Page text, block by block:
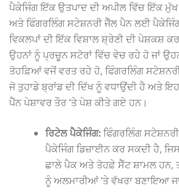
ਪੈਕੇਜਿੰਗ ਇੱਕ ਉਤਪਾਦ ਦੀ ਅਪੀਲ ਵਿੱਚ ਇੱਕ ਮੁੱਖ
ਅਤੇ ਫਿੰਗਰਲਿੰਗ ਸਟੇਸ਼ਨਰੀ ਜੈੱਲ ਪੈਨ ਲਈ
ਵਿਕਲਪਾਂ ਦੀ ਇੱਕ ਵਿਸ਼ਾਲ ਸ਼੍ਰੇਣੀ ਦੀ ਪੇਸ਼ਕਸ਼
ਉਹਨਾਂ ਨੂੰ ਪ੍ਰਚੂਨ ਸਟੋਰਾਂ ਵਿੱਚ ਵੇਚ ਰਹੇ ਹੋ ਜਾਂ
ਤੋਹਫ਼ਿਆਂ ਵਜੋਂ ਵਰਤ ਰਹੇ ਹੋ, ਫਿੰਗਰਲਿੰਗ
ਜੋ ਤੁਹਾਡੇ ਬ੍ਰਾਂਡ ਦੀ ਦਿੱਖ ਨੂੰ ਵਧਾਉਂਦੀ ਹੈ ਅਤੇ
ਪੈੱਨ ਪੇਸ਼ਾਵਰ ਤੌਰ ‘ਤੇ ਪੇਸ਼ ਕੀਤੇ ਗਏ ਹਨ।
ਰਿਟੇਲ ਪੈਕੇਜਿੰਗ:ਫਿੰਗਰਲਿੰਗ
ਪੈਕੇਜਿੰਗ ਡਿਜ਼ਾਈਨ ਕਰ ਸਕਦੀ ਹੈ,
ਛਾਲੇ ਪੈਕ ਅਤੇ ਤੋਹਫ਼ੇ ਸੈੱਟ ਸ਼ਾਮਲ ਹਨ,
ਨੂੰ ਅਲਮਾਰੀਆਂ ‘ਤੇ ਵੱਖਰਾ ਬਣਾਇਆ